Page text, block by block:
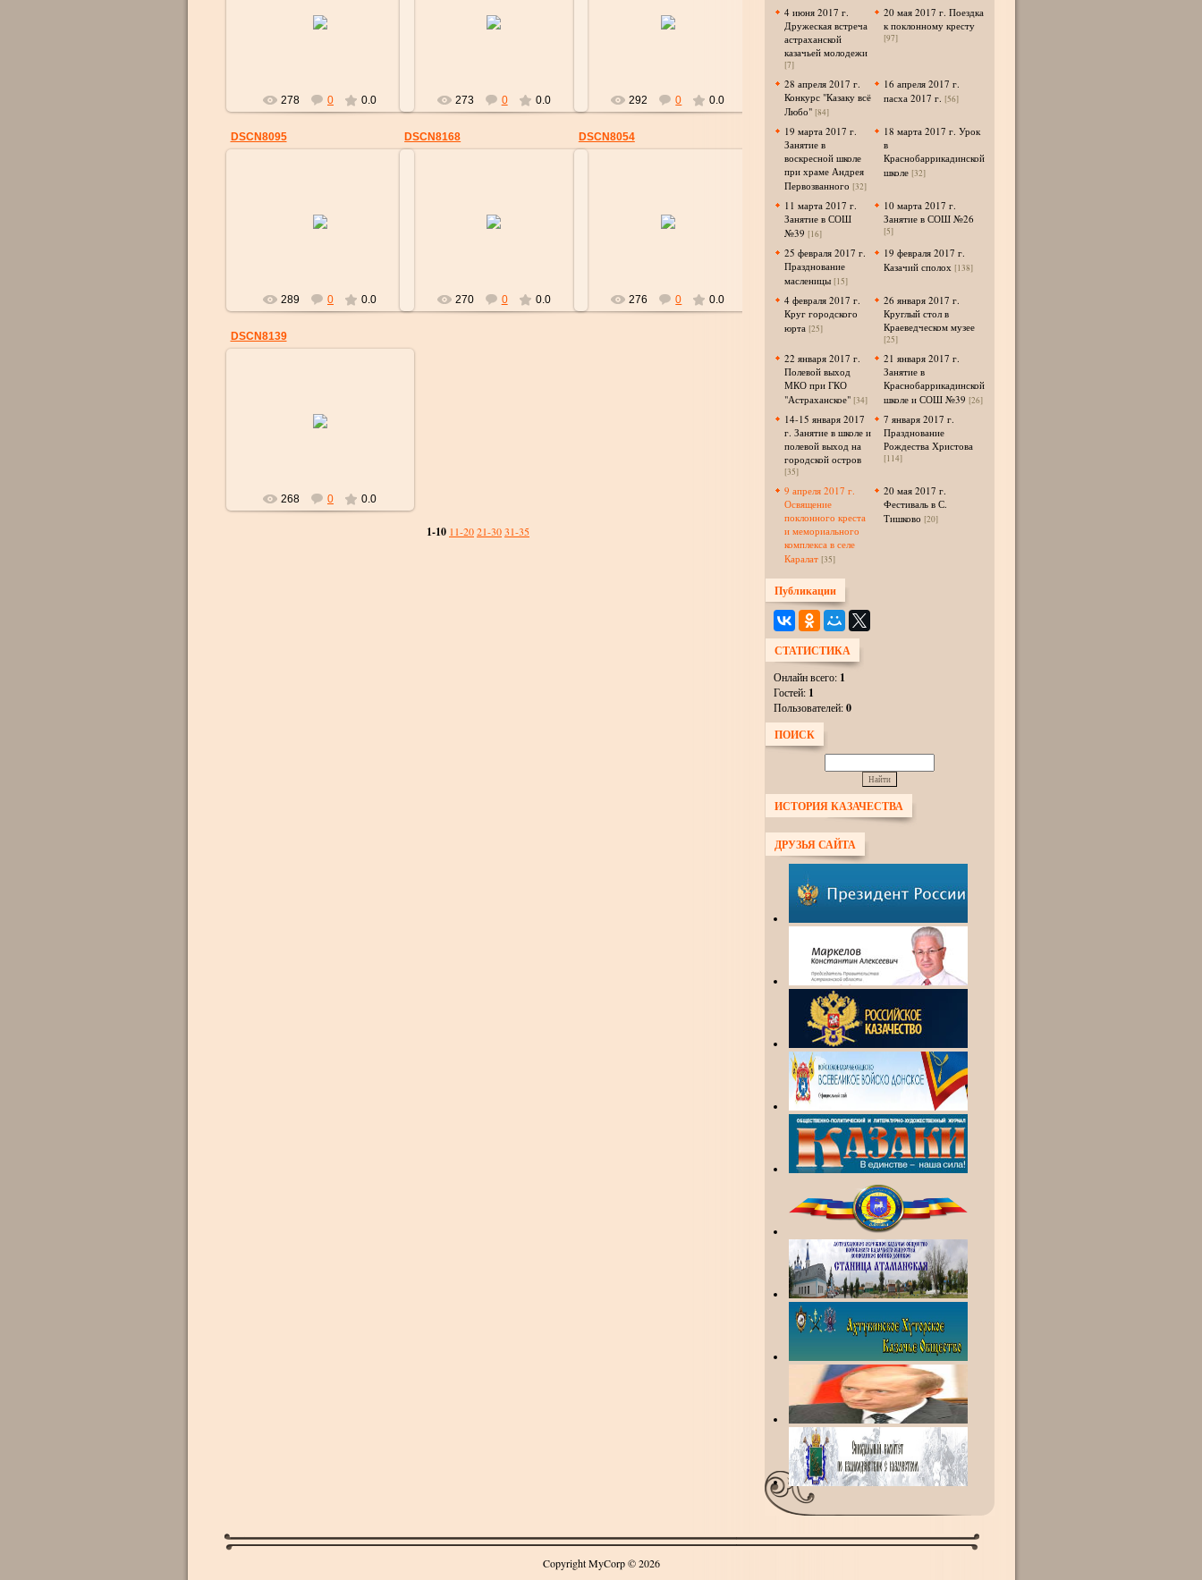
278 0 0.0 273 0 0.0 292 0 0.0
DSCN8095
289 0 0.0
DSCN8168
270 0 0.0
DSCN8054
276 0 0.0
DSCN8139
268 0 0.0
1-10 11-2021-3031-35
4 июня 2017 г.
Дружеская встреча
астраханской
казачьей молодежи
[7]
20 мая 2017 г. Поездка
к поклонному кресту
[97]
28 апреля 2017 г.
Конкурс "Казаку всё
Любо" [84]
16 апреля 2017 г.
пасха 2017 г. [56]
19 марта 2017 г.
Занятие в
воскресной школе
при храме Андрея
Первозванного [32]
18 марта 2017 г. Урок
в
Краснобаррикадинской
школе [32]
11 марта 2017 г.
Занятие в СОШ
№39 [16]
10 марта 2017 г.
Занятие в СОШ №26
[5]
25 февраля 2017 г.
Празднование
масленицы [15]
19 февраля 2017 г.
Казачий сполох [138]
4 февраля 2017 г.
Круг городского
юрта [25]
26 января 2017 г.
Круглый стол в
Краеведческом музее
[25]
22 января 2017 г.
Полевой выход
МКО при ГКО
"Астраханское" [34]
21 января 2017 г.
Занятие в
Краснобаррикадинской
школе и СОШ №39 [26]
14-15 января 2017
г. Занятие в школе и
полевой выход на
городской остров
[35]
7 января 2017 г.
Празднование
Рождества Христова
[114]
9 апреля 2017 г.
Освящение
поклонного креста
и мемориального
комплекса в селе
Каралат [35]
20 мая 2017 г.
Фестиваль в С.
Тишково [20]
Публикации
СТАТИСТИКА
Онлайн всего: 1
Гостей: 1
Пользователей:0
ПОИСК
ИСТОРИЯ КАЗАЧЕСТВА
ДРУЗЬЯ САЙТА
Copyright MyCorp © 2026